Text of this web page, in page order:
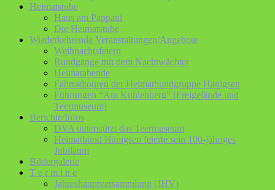
Heimatstube
Haus am Pappaul
Die Heimatstube
Wiederkehrende Veranstaltungen/Angebote
Weihnachtsfeiern
Rundgänge mit dem Nachtwächter
Heimatabende
Fahrradtouren der Heimatbundgruppe Hänigsen
Führungen “Am Kuhlenberg” [Freigelände und
Teermuseum]
Berichte/Infos
DVA unterstützt das Teermuseum
Heimatbund Hänigsen feierte sein 100-jähriges
Jubiläum
Bildergalerie
T e r m i n e
Jahreshauptversammlung (JHV)